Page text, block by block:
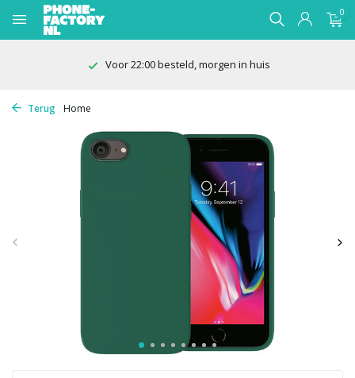
0
Voor 22:00 besteld, morgen in huis
Terug Home